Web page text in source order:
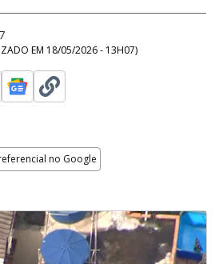
EM 18/05/2026 - 13H07)
no Google